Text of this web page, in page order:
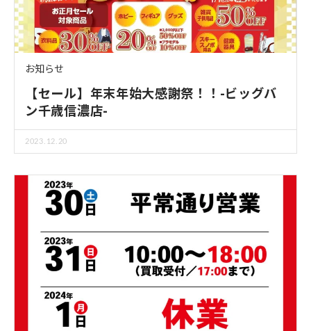
お知らせ
【セール】年末年始大感謝祭！！-ビッグバ
ン千歳信濃店-
2023.12.20